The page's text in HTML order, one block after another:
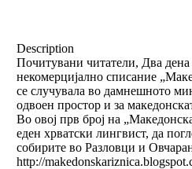
Description
Почитувани читатели, Два
некомерцијално списание
се случувала во дамнешното
одвоен простор и за
Во овој прв број на
еден хрватски лингвист, да
собирите во Разловци и
http://